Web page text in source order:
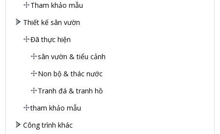
Tham khảo mẫu
Thiết kế sân vườn
Đã thực hiện
sân vườn & tiểu cảnh
Non bộ & thác nước
Tranh đá & tranh hồ
tham khảo mẫu
Công trình khác